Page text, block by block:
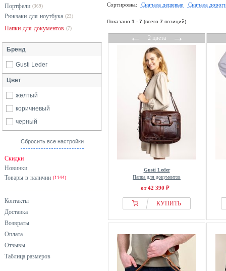
Портфели (369)
Рюкзаки для ноутбука (23)
Папки для документов (7)
Бренд
Gusti Leder
Цвет
желтый
коричневый
черный
Сбросить все настройки
Скидки
Новинки
Товары в наличии (1144)
Контакты
Доставка
Возвраты
Оплата
Отзывы
Таблица размеров
Сортировка: Сначала дешевые Сначала
Показано 1 - 7 (всего 7 позиций)
←2 цвета→
Gusti Leder
Папка для документов
от 42 390 ₽
КУПИТЬ